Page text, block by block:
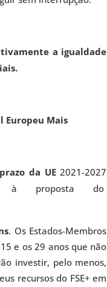
a igualdade
Europeu Mais
da UE2021-2027
à proposta do
. Os Estados-Membros
e os 29 anos que não
investir, pelo menos,
recursos do FSE+ em